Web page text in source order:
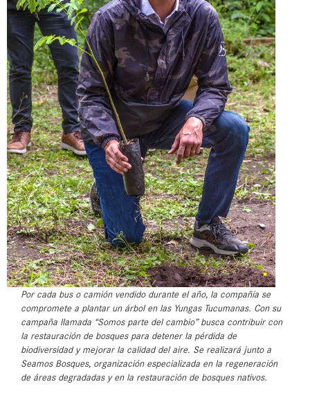
Por cada bus o camión vendido durante el año, la compañía se
compromete a plantar un árbol en las Yungas Tucumanas. Con su
campaña llamada “Somos parte del cambio” busca contribuir con
la restauración de bosques para detener la pérdida de
biodiversidad y mejorar la calidad del aire. Se realizará junto a
Seamos Bosques, organización especializada en la regeneración
de áreas degradadas y en la restauración de bosques nativos.